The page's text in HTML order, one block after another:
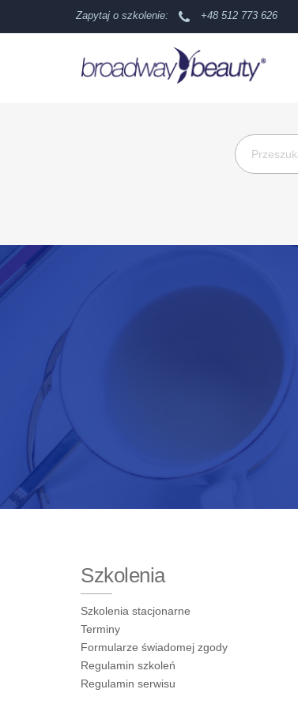
Zapytaj o szkolenie: +48 512 773 626
Szkolenia
Szkolenia stacjonarne
Terminy
Formularze świadomej zgody
Regulamin szkoleń
Regulamin serwisu